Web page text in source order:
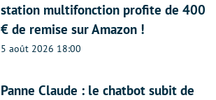
station multifonction profite de 400
€ de remise sur Amazon !
5 août 2026 18:00
Panne Claude : le chatbot subit de